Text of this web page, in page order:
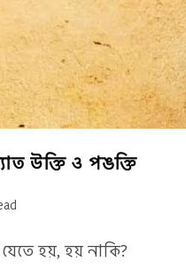
উক্তি ও পঙক্তি
হয়, হয় নাকি?